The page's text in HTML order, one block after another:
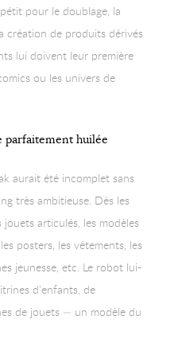
pour le doublage, la
création de produits dérivés
lui doivent leur première
ou les univers de
parfaitement huilée
aurait été incomplet sans
très ambitieuse. Dès les
articulés, les modèles
posters, les vêtements, les
jeunesse, etc. Le robot lui-
d’enfants, de
de jouets — un modèle du